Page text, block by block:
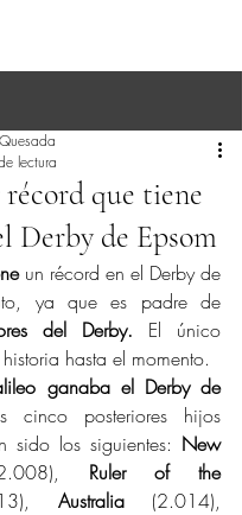
que tiene
Derby de Epsom
lectura
un récord en el Derby de
del Derby. El único
hasta el momento.
ganaba el Derby de
cinco posteriores hijos
sido los siguientes: New
Ruler of the
Australia